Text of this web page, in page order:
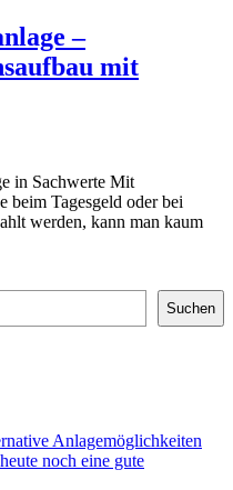
–
mit
in Sachwerte Mit
beim Tagesgeld oder bei
werden, kann man kaum
Suchen
Anlagemöglichkeiten
noch eine gute